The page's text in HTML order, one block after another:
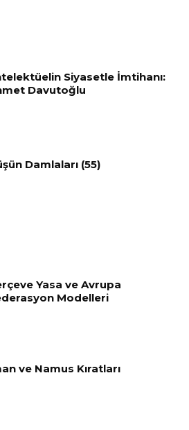
Siyasetle İmtihanı:
Davutoğlu
Damlaları (55)
Yasa ve Avrupa
Modelleri
ve Namus Kıratları